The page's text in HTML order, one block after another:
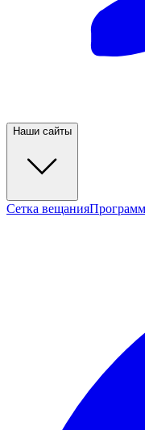
Наши сайты
Сетка вещания